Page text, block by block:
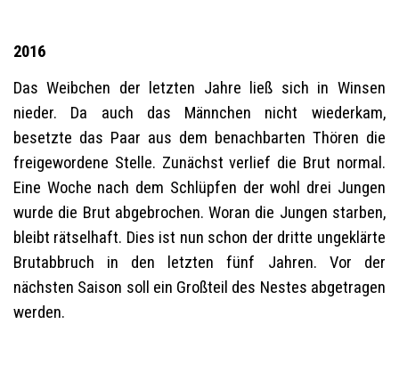
2016
Das Weibchen der letzten Jahre ließ sich in Winsen
nieder. Da auch das Männchen nicht wiederkam,
besetzte das Paar aus dem benachbarten Thören die
freigewordene Stelle. Zunächst verlief die Brut normal.
Eine Woche nach dem Schlüpfen der wohl drei Jungen
wurde die Brut abgebrochen. Woran die Jungen starben,
bleibt rätselhaft. Dies ist nun schon der dritte ungeklärte
Brutabbruch in den letzten fünf Jahren. Vor der
nächsten Saison soll ein Großteil des Nestes abgetragen
werden.